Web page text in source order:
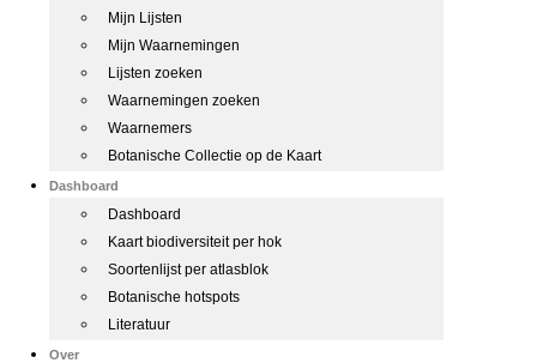
Mijn Lijsten
Mijn Waarnemingen
Lijsten zoeken
Waarnemingen zoeken
Waarnemers
Botanische Collectie op de Kaart
Dashboard
Dashboard
Kaart biodiversiteit per hok
Soortenlijst per atlasblok
Botanische hotspots
Literatuur
Over